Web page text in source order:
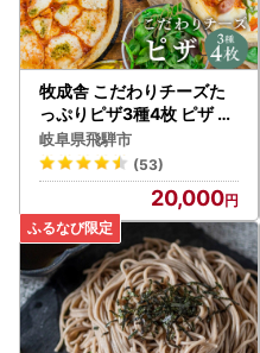
牧成舎 こだわりチーズた
っぷりピザ3種4枚 ピザ 冷
凍 マルゲリータ 飛騨市[AI
055]
岐阜県飛騨市
(53)
20,000